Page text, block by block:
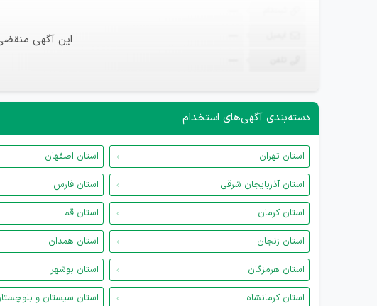
این آگهی
دسته‌بندی آگهی‌های استخدام
استان تهران استان اصفهان
استان آذربایجان شرقی
استان فارس
استان کرمان
استان قم
استان زنجان
استان همدان
استان هرمزگان
استان بوشهر
استان کرمانشاه
استان سیستان و